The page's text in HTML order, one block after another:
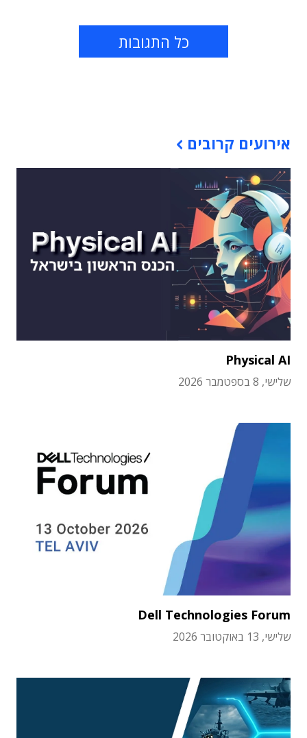
כל התגובות
אירועים קרובים
Physical AI
שלישי, 8 בספטמבר 2026
Dell Technologies Forum
שלישי, 13 באוקטובר 2026